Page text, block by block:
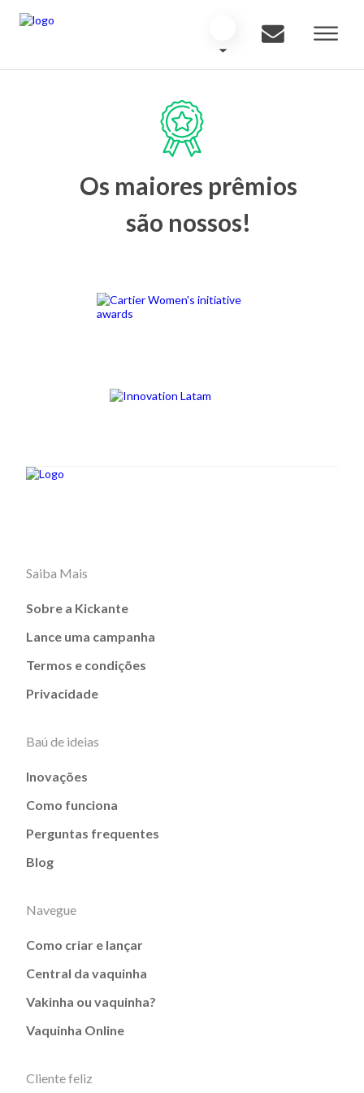
Os maiores prêmios
são nossos!
Saiba Mais
Sobre a Kickante
Lance uma campanha
Termos e condições
Privacidade
Baú de ideias
Inovações
Como funciona
Perguntas frequentes
Blog
Navegue
Como criar e lançar
Central da vaquinha
Vakinha ou vaquinha?
Vaquinha Online
Cliente feliz